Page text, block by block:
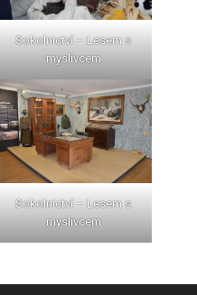
Sokolnictví – Lesem s
myslivcem
Sokolnictví – Lesem s
myslivcem